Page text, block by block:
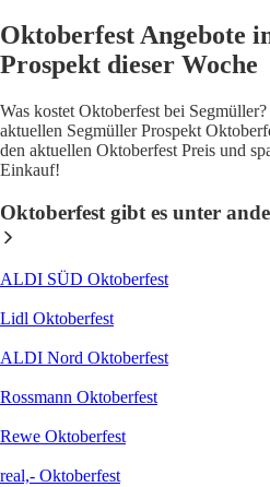
Oktoberfest Angebote
Prospekt dieser Woche
Was kostet Oktoberfest bei
aktuellen Segmüller Prospekt
den aktuellen Oktoberfest Preis und
Einkauf!
Oktoberfest gibt es unter
ALDI SÜD Oktoberfest
Lidl Oktoberfest
ALDI Nord Oktoberfest
Rossmann Oktoberfest
Rewe Oktoberfest
real,- Oktoberfest